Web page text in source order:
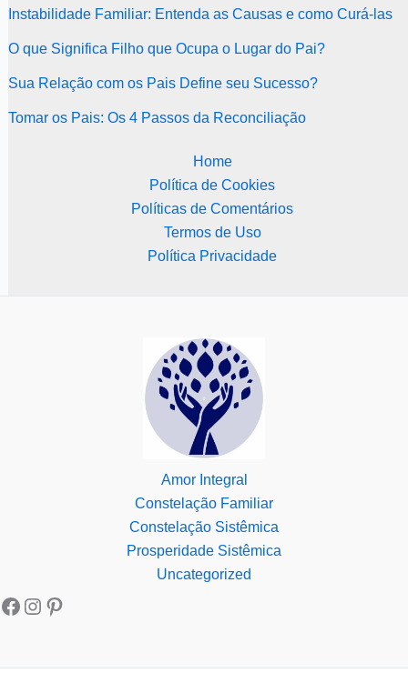
Instabilidade Familiar: Entenda as Causas e como Curá-las
O que Significa Filho que Ocupa o Lugar do Pai?
Sua Relação com os Pais Define seu Sucesso?
Tomar os Pais: Os 4 Passos da Reconciliação
Home
Política de Cookies
Políticas de Comentários
Termos de Uso
Política Privacidade
Amor Integral
Constelação Familiar
Constelação Sistêmica
Prosperidade Sistêmica
Uncategorized